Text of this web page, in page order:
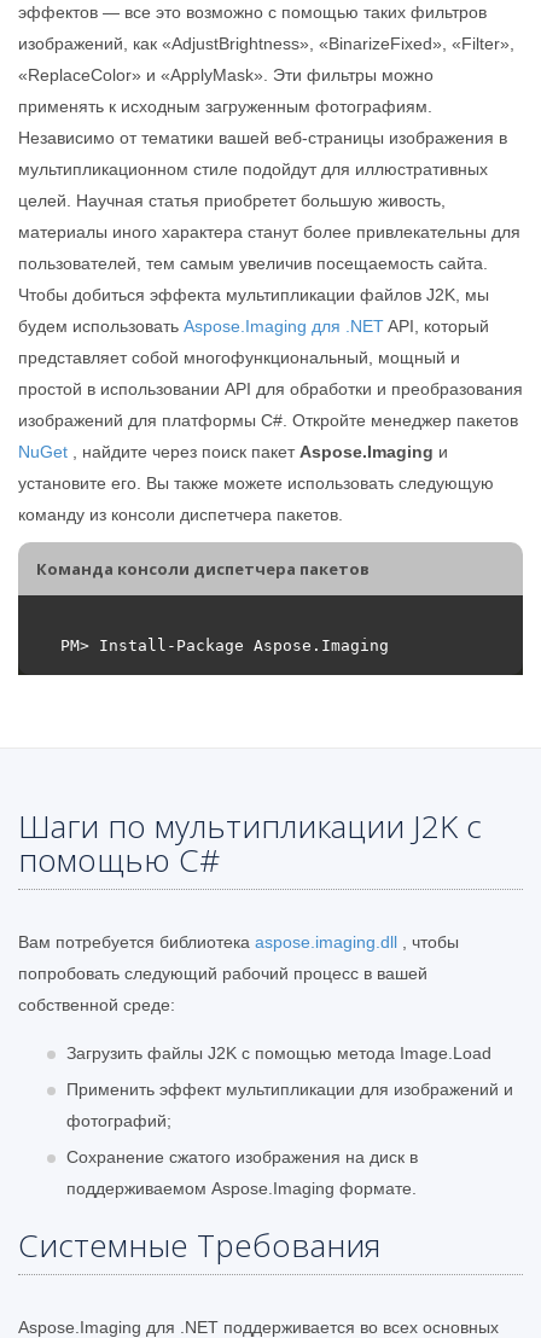
эффектов — все это возможно с помощью таких фильтров
изображений, как «AdjustBrightness», «BinarizeFixed», «Filter»,
«ReplaceColor» и «ApplyMask». Эти фильтры можно
применять к исходным загруженным фотографиям.
Независимо от тематики вашей веб-страницы изображения в
мультипликационном стиле подойдут для иллюстративных
целей. Научная статья приобретет большую живость,
материалы иного характера станут более привлекательны для
пользователей, тем самым увеличив посещаемость сайта.
Чтобы добиться эффекта мультипликации файлов J2K, мы
будем использовать Aspose.Imaging для .NETAPI, который
представляет собой многофункциональный, мощный и
простой в использовании API для обработки и преобразования
изображений для платформы C#. Откройте менеджер пакетов
NuGet , найдите через поиск пакетAspose.Imaging и
установите его. Вы также можете использовать следующую
команду из консоли диспетчера пакетов.
Команда консоли диспетчера пакетов
Шаги по мультипликации J2K с
помощью C#
Вам потребуется библиотека aspose.imaging.dll , чтобы
попробовать следующий рабочий процесс в вашей
собственной среде:
Загрузить файлы J2K с помощью метода Image.Load
Применить эффект мультипликации для изображений и
фотографий;
Сохранение сжатого изображения на диск в
поддерживаемом Aspose.Imaging формате.
Системные Требования
Aspose.Imaging для .NET поддерживается во всех основных